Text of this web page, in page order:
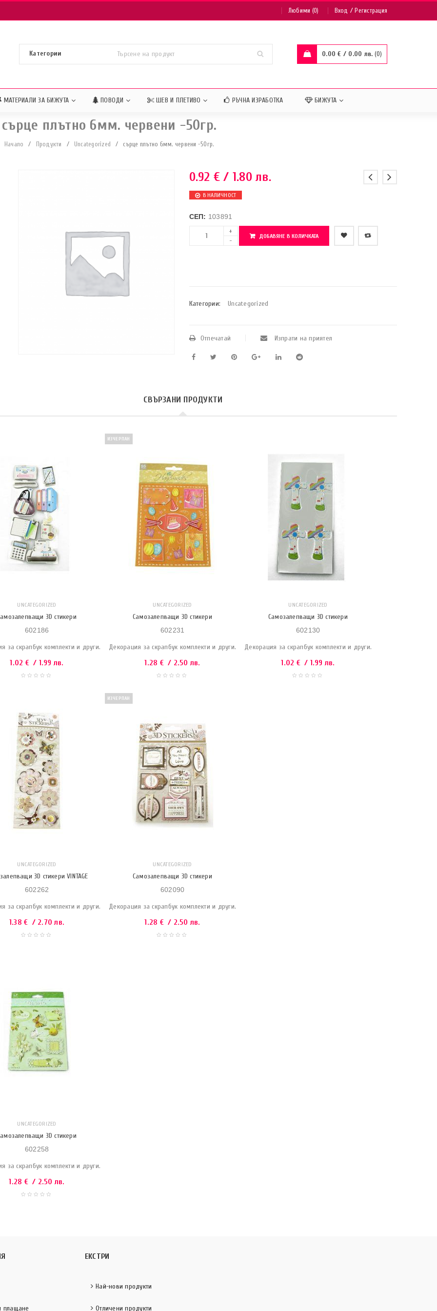
Любими (0) Вход /Регистрация
0.00€ / 0.00 лв. 0
МАТЕРИАЛИ ЗА БИЖУТА ПОВОДИ ШЕВ И ПЛЕТИВО РЪЧНА ИЗРАБОТКА БИЖУТА
сърце плътно 6мм. червени -50гр.
Начало / Продукти / Uncategorized / сърце плътно 6мм. червени -50гр.
0.92 € / 1.80 лв.
В НАЛИЧНОСТ
СЕП: 103891
ДОБАВЯНЕ В КОЛИЧКАТА
Категории: Uncategorized
Отпечатай Изпрати на приятел
СВЪРЗАНИ ПРОДУКТИ
UNCATEGORIZED
3D стикери
602186
за скрапбук комплекти и други.
1.02 € / 1.99 лв.
ИЗЧЕРПАН
UNCATEGORIZED
Самозалепващи 3D стикери
602231
Декорация за скрапбук комплекти и други.
1.28 € / 2.50 лв.
UNCATEGORIZED
Самозалепващи 3D стикери
602130
Декорация за скрапбук комплекти и други.
1.02 € / 1.99 лв.
UNCATEGORIZED
3D стикери VINTAGE
602262
за скрапбук комплекти и други.
1.38€ / 2.70 лв.
ИЗЧЕРПАН
UNCATEGORIZED
Самозалепващи 3D стикери
602090
Декорация за скрапбук комплекти и други.
1.28 € / 2.50 лв.
UNCATEGORIZED
3D стикери
602258
за скрапбук комплекти и други.
1.28 € / 2.50 лв.
плащане
ЕКСТРИ
Най-нови продукти
Отличени продукти